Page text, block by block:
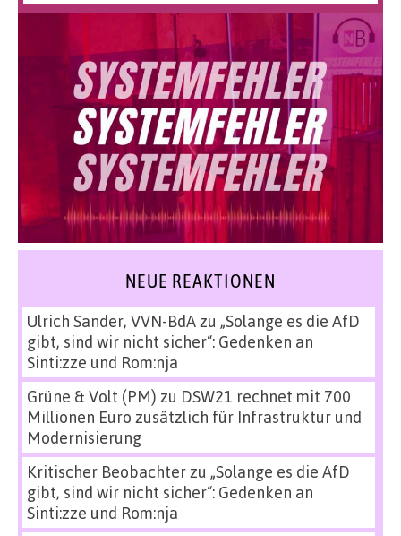
NEUE REAKTIONEN
Ulrich Sander, VVN-BdAzu „Solange es die AfD
gibt, sind wir nicht sicher“: Gedenken an
Sinti:zze und Rom:nja
Grüne & Volt (PM) zu DSW21 rechnet mit 700
Millionen Euro zusätzlich für Infrastruktur und
Modernisierung
Kritischer Beobachterzu „Solange es die AfD
gibt, sind wir nicht sicher“: Gedenken an
Sinti:zze und Rom:nja